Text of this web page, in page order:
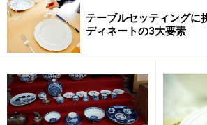
感謝しましょう。世界には、食料が不
にとることができずに、お腹をすか
んいるということを忘れてはいけませ
健康に感謝しましょう
テーブルセッティングに
ディネートの3大要素